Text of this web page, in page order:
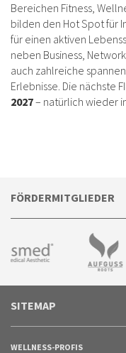
Bereichen Fitness,
bilden den Hot Spot für
für einen aktiven
neben Business,
auch zahlreiche
Erlebnisse. Die nächste
2027– natürlich wieder
FÖRDERMITGLIEDER
SITEMAP
WELLNESS-PROFIS